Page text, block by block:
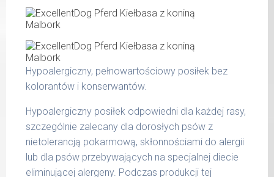
tłuszcz surowy 6,70 %
włókno surowe 0,60 %
wilgotność 77,00 %
Produkty pochodzenia zwierzęcego zawarte
wymiona, wątroby oraz żwacze.
do 5
do 14
kg
300 g
kg
do 36
kg
800 g
do 50
Hypoalergiczny, pełnowartościowy posiłek bez
kolorantów i konserwantów.
Hypoalergiczny posiłek odpowiedni dla każdej rasy,
szczególnie zalecany dla dorosłych psów z
nietolerancją pokarmową, skłonnościami do alergii
lub dla psów przebywających na specjalnej diecie
eliminującej alergeny. Podczas produkcji tej